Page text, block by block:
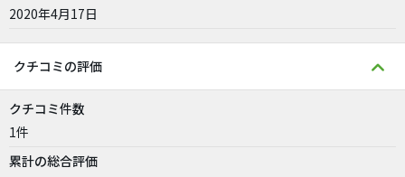
2020年4月17日
クチコミの評価
クチコミ件数
1件
累計の総合評価